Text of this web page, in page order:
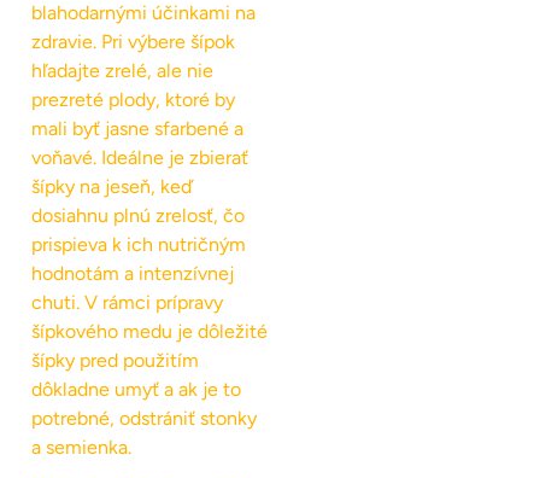
blahodarnými účinkami na
zdravie. Pri výbere šípok
hľadajte zrelé, ale nie
prezreté plody, ktoré by
mali byť jasne sfarbené a
voňavé. Ideálne je zbierať
šípky na jeseň, keď
dosiahnu plnú zrelosť, čo
prispieva k ich nutričným
hodnotám a intenzívnej
chuti. V rámci prípravy
šípkového medu je dôležité
šípky pred použitím
dôkladne umyť a ak je to
potrebné, odstrániť stonky
a semienka.